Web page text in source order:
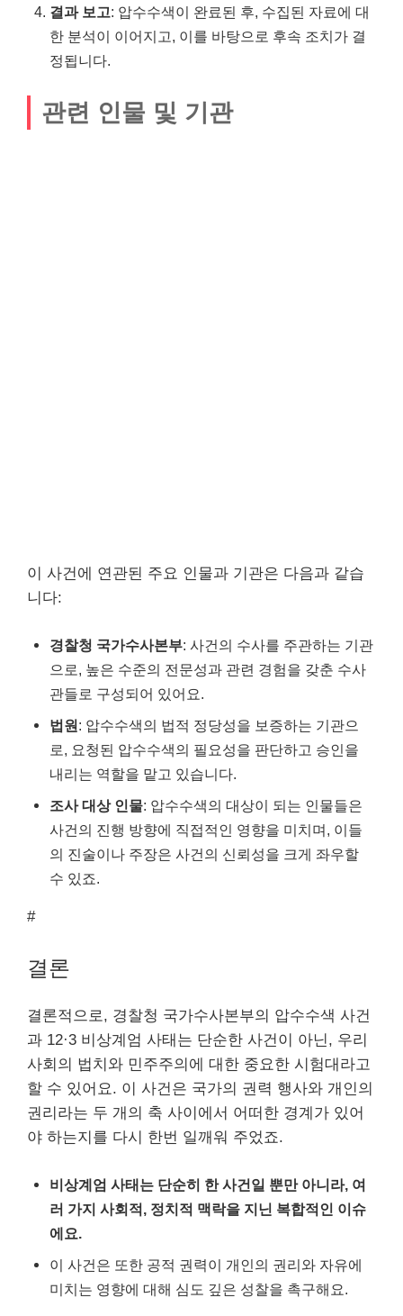
결과 보고: 압수수색이 완료된 후, 수집된 자료에 대
한 분석이 이어지고, 이를 바탕으로 후속 조치가 결
정됩니다.
관련 인물 및 기관
이 사건에 연관된 주요 인물과 기관은 다음과 같습
니다:
경찰청 국가수사본부: 사건의 수사를 주관하는 기관
으로, 높은 수준의 전문성과 관련 경험을 갖춘 수사
관들로 구성되어 있어요.
법원: 압수수색의 법적 정당성을 보증하는 기관으
로, 요청된 압수수색의 필요성을 판단하고 승인을
내리는 역할을 맡고 있습니다.
조사 대상 인물: 압수수색의 대상이 되는 인물들은
사건의 진행 방향에 직접적인 영향을 미치며, 이들
의 진술이나 주장은 사건의 신뢰성을 크게 좌우할
수 있죠.
#
결론
결론적으로, 경찰청 국가수사본부의 압수수색 사건
과 12·3 비상계엄 사태는 단순한 사건이 아닌, 우리
사회의 법치와 민주주의에 대한 중요한 시험대라고
할 수 있어요. 이 사건은 국가의 권력 행사와 개인의
권리라는 두 개의 축 사이에서 어떠한 경계가 있어
야 하는지를 다시 한번 일깨워 주었죠.
비상계엄 사태는 단순히 한 사건일 뿐만 아니라, 여
러 가지 사회적, 정치적 맥락을 지닌 복합적인 이슈
에요.
이 사건은 또한 공적 권력이 개인의 권리와 자유에
미치는 영향에 대해 심도 깊은 성찰을 촉구해요.